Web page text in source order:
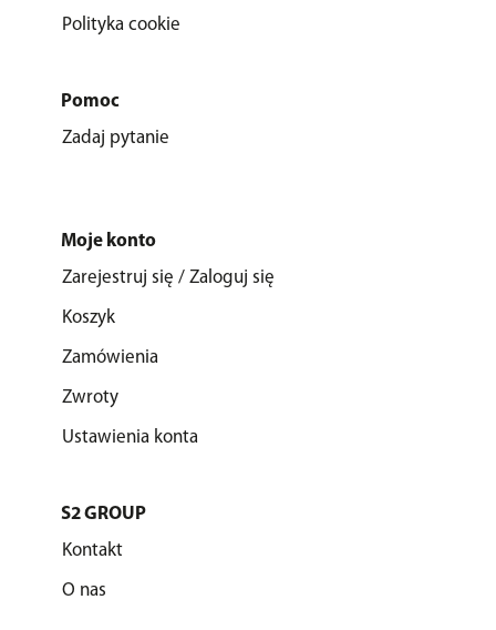
Polityka cookie
Pomoc
Zadaj pytanie
Moje konto
Zarejestruj się / Zaloguj się
Koszyk
Zamówienia
Zwroty
Ustawienia konta
S2 GROUP
Kontakt
O nas